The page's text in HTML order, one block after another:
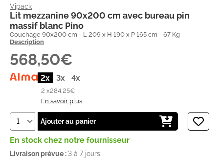
Vipack
Lit mezzanine 90x200 cm avec bureau pin
massif blanc Pino
Couchage 90x200 cm - L 209 x H 190 x P 165 cm - 67 Kg
Description
568,50€
2x 3x 4x
2 x284,25€
En savoir plus
Ajouter au panier
En stock chez notre fournisseur
Livraison prévue : 3 à 7 jours